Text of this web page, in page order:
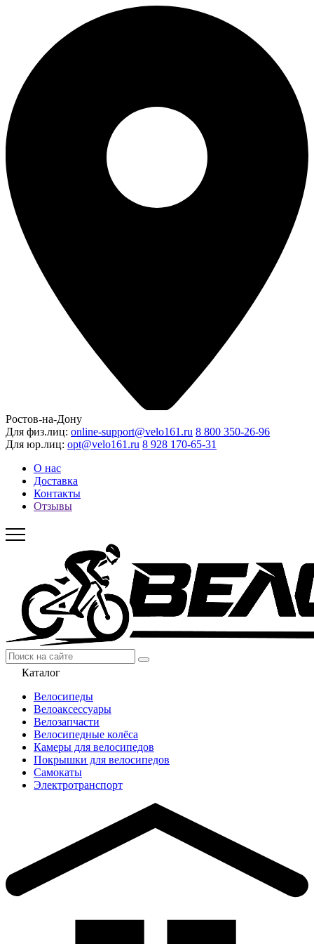
Ростов-на-Дону
Для физ.лиц: online-support@velo161.ru 8 800 350-26-96
Для юр.лиц: opt@velo161.ru 8 928 170-65-31
О нас
Доставка
Контакты
Отзывы
Каталог
Велосипеды
Велоаксессуары
Велозапчасти
Велосипедные колёса
Камеры для велосипедов
Покрышки для велосипедов
Самокаты
Электротранспорт